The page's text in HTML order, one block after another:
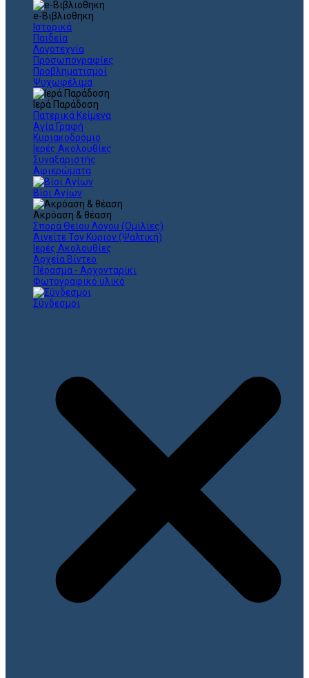
e-Βιβλιοθηκη
Ιστορικά
Παιδεία
Λογοτεχνία
Προσωπογραφίες
Προβληματισμοί
Ψυχωφέλιμα
Ιερά Παράδοση
Πατερικά Κείμενα
Αγία Γραφή
Κυριακοδρόμιο
Ιερές Ακολουθίες
Συναξαριστής
Αφιερώματα
Βίοι Αγίων
Ακρόαση & θέαση
Σπορά Θείου Λόγου (Ομιλίες)
Αινείτε Τον Κύριον (Ψαλτική)
Ιερές Ακολουθίες
Αρχεία Βίντεο
Πέρασμα - Αρχονταρίκι
Φωτογραφικό υλικό
Σύνδεσμοι